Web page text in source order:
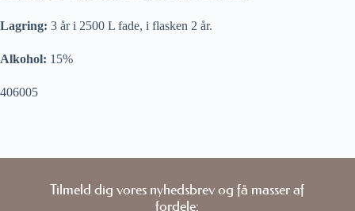
Lagring: 3 år i 2500 L fade, i flasken 2 år.
Alkohol: 15%
406005
Tilmeld dig vores nyhedsbrev og få masser af
fordele: